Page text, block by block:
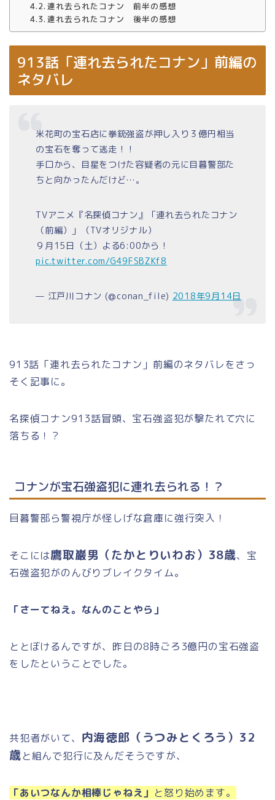
連れ去られたコナン 前半の感想
連れ去られたコナン 後半の感想
913話「連れ去られたコナン」前編の
ネタバレ
米花町の宝石店に拳銃強盗が押し入り３億円相当
の宝石を奪って逃走！！
手口から、目星をつけた容疑者の元に目暮警部た
ちと向かったんだけど…。
TVアニメ『名探偵コナン』「連れ去られたコナン
（前編）」（TVオリジナル）
９月15日（土）よる6:00から！
pic.twitter.com/G49FSBZKf8
— 江戸川コナン (@conan_file) 2018年9月14日
913話「連れ去られたコナン」前編のネタバレをさっ
そく記事に。
名探偵コナン913話冒頭、宝石強盗犯が撃たれて穴に
落ちる！？
コナンが宝石強盗犯に連れ去られる！？
目暮警部ら警視庁が怪しげな倉庫に強行突入！
そこには鷹取巌男（たかとりいわお）38歳、宝
石強盗犯がのんびりブレイクタイム。
「さーてねえ。なんのことやら」
ととぼけるんですが、昨日の8時ごろ3億円の宝石強盗
をしたということでした。
共犯者がいて、 内海徳郎（うつみとくろう）32
歳と組んで犯行に及んだそうですが、
「あいつなんか相棒じゃねえ」 と怒り始めます。